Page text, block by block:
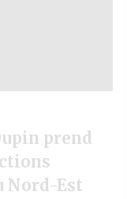
prend
Nord-Est